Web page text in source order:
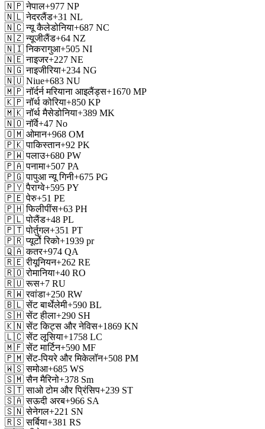
🇳🇵 नेपाल+977 NP
🇳🇱 नेदरलैंड+31 NL
🇳🇨 न्यू कैलेडोनिया+687 NC
🇳🇿 न्यूजीलैंड+64 NZ
🇳🇮 निकरागुआ+505 NI
🇳🇪 नाइजर+227 NE
🇳🇬 नाइजीरिया+234 NG
🇳🇺 Niue+683 NU
🇲🇵 नॉर्दर्न मरियाना आइलैंड्स+1670 MP
🇰🇵 नॉर्थ कोरिया+850 KP
🇲🇰 नॉर्थ मैसेडोनिया+389 MK
🇳🇴 नॉर्वे+47 No
🇴🇲 ओमान+968 OM
🇵🇰 पाकिस्तान+92 PK
🇵🇼 पलाउ+680 PW
🇵🇦 पनामा+507 PA
🇵🇬 पापुआ न्यू गिनी+675 PG
🇵🇾 पैराग्वे+595 PY
🇵🇪 पेरु+51 PE
🇵🇭 फिलीपींस+63 PH
🇵🇱 पोलैंड+48 PL
🇵🇹 पोर्तुगल+351 PT
🇵🇷 प्यूर्टो रिको+1939 pr
🇶🇦 कतर+974 QA
🇷🇪 रीयूनियन+262 RE
🇷🇴 रोमानिया+40 RO
🇷🇺 रूस+7 RU
🇷🇼 रवांडा+250 RW
🇧🇱 सेंट बार्थेलेमी+590 BL
🇸🇭 सेंट हीला+290 SH
🇰🇳 सेंट किट्स और नेविस+1869 KN
🇱🇨 सेंट लूसिया+1758 LC
🇲🇫 सेंट मार्टिन+590 MF
🇵🇲 सेंट-पियरे और मिकेलॉन+508 PM
🇼🇸 समोआ+685 WS
🇸🇲 सैन मैरिनो+378 Sm
🇸🇹 साओ टोम और प्रिंसिप+239 ST
🇸🇦 सऊदी अरब+966 SA
🇸🇳 सेनेगल+221 SN
🇷🇸 सर्बिया+381 RS